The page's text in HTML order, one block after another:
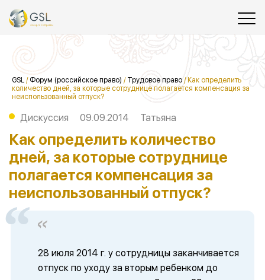
GSL / Форум (российское право) / Трудовое право / Как определить
количество дней, за которые сотруднице полагается компенсация за
неиспользованный отпуск?
Дискуссия 09.09.2014 Татьяна
Как определить количество
дней, за которые сотруднице
полагается компенсация за
неиспользованный отпуск?
28 июля 2014 г. у сотрудницы заканчивается
отпуск по уходу за вторым ребенком до